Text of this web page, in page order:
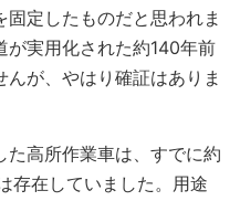
定したものだと思われま
が実用化された約140年前
が、やはり確証はありま
高所作業車は、すでに約
存在していました。用途